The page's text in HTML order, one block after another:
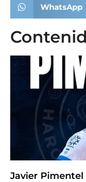
WhatsApp
Javier